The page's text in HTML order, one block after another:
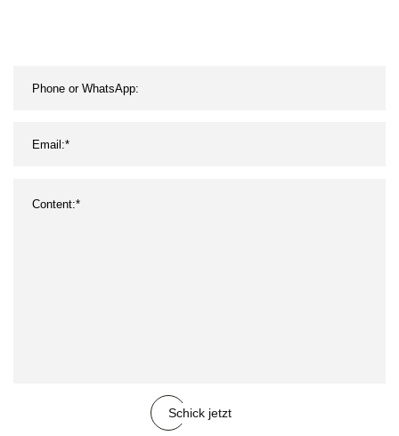
Schick jetzt